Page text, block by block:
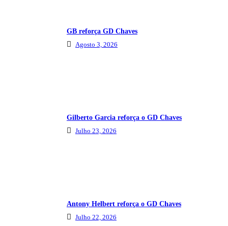
GB reforça GD Chaves
Agosto 3, 2026
Gilberto Garcia reforça o GD Chaves
Julho 23, 2026
Antony Helbert reforça o GD Chaves
Julho 22, 2026